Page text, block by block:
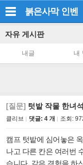
붉은사막 인벤
자유 게시판
내글 내
[질문] 텃밭 작물 한녀
클리브 댓글: 4 개 조회:
캠프 텃밭에 심어놓은
나고 다른 칸은 여러번
습니다. 같은 경험을 하